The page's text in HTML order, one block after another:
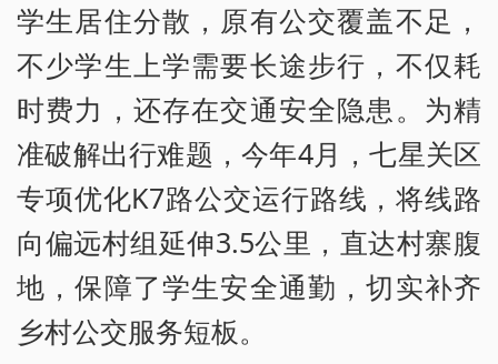
学生居住分散，原有公交覆盖不足，
不少学生上学需要长途步行，不仅耗
时费力，还存在交通安全隐患。为精
准破解出行难题，今年4月，七星关区
专项优化K7路公交运行路线，将线路
向偏远村组延伸3.5公里，直达村寨腹
地，保障了学生安全通勤，切实补齐
乡村公交服务短板。